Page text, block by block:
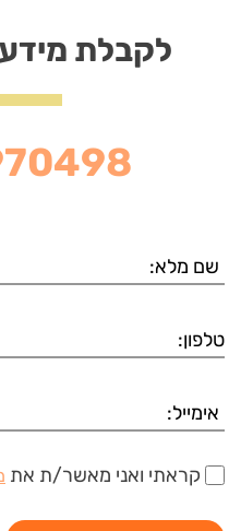
לקבלת
קראתי ואני מאשר/ת את